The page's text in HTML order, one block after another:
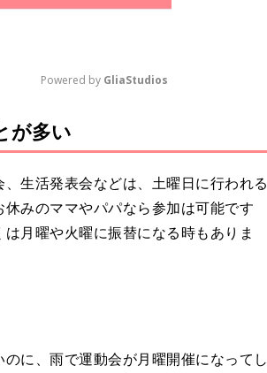
u
t
e
Powered by GliaStudios
が多い
生活発表会などは、土曜日に行われる
みのママやパパなら参加は可能です
月曜や火曜に振替になる時もありま
に、雨で運動会が月曜開催になってし